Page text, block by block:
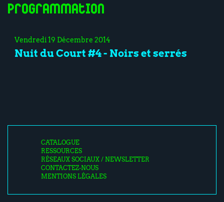
Programmation
Vendredi 19 Décembre 2014
Nuit du Court #4 - Noirs et serrés
CATALOGUE
RESSOURCES
RÉSEAUX SOCIAUX / NEWSLETTER
CONTACTEZ-NOUS
MENTIONS LÉGALES